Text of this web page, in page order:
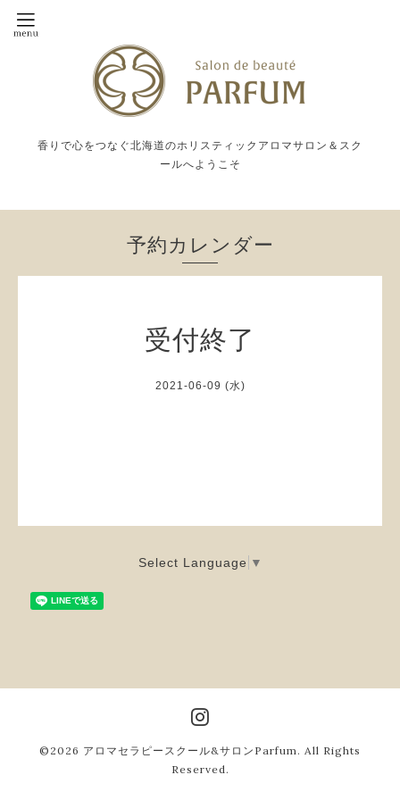
香りで心をつなぐ北海道のホリスティックアロマサロン＆スク
ールへようこそ
予約カレンダー
受付終了
2021-06-09 (水)
Select Language ▼
©2026 アロマセラピースクール&サロンParfum . All Rights
Reserved.